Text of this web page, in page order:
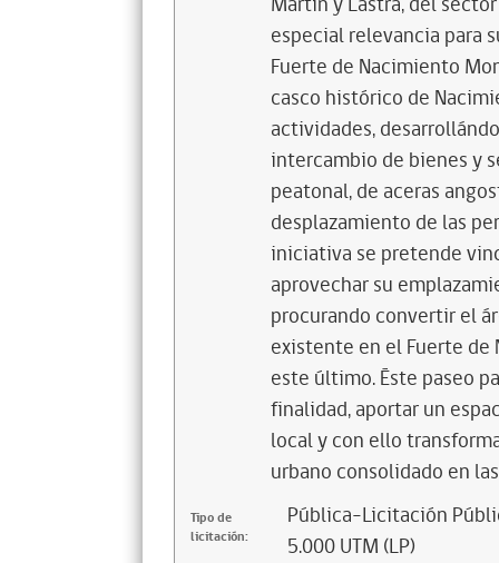
especial relevancia para
Fuerte de Nacimiento
casco histórico de
actividades,
intercambio de bienes y
peatonal, de aceras
desplazamiento de las
iniciativa se pretende
aprovechar su
procurando convertir el
existente en el Fuerte de
este último. Éste paseo
finalidad, aportar un
local y con ello
urbano consolidado en
Tipo de
licitación:
Pública-Licitación
5.000 UTM (LP)